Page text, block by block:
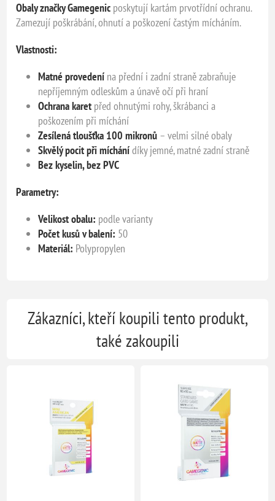
Obaly značky Gamegenic poskytují kartám prvotřídní ochranu.
Zamezují poškrábání, ohnutí a poškození častým mícháním.
Vlastnosti:
Matné provedení na přední i zadní straně zabraňuje
nepříjemným odleskům a únavě očí při hraní
Ochrana karet před ohnutými rohy, škrábanci a
poškozením při míchání
Zesílená tloušťka 100 mikronů – velmi silné obaly
Skvělý pocit při míchánídíky jemné, matné zadní straně
Bez kyselin, bez PVC
Parametry:
Velikost obalu: podle varianty
Počet kusů v balení: 50
Materiál: Polypropylen
Zákazníci, kteří koupili tento produkt,
také zakoupili